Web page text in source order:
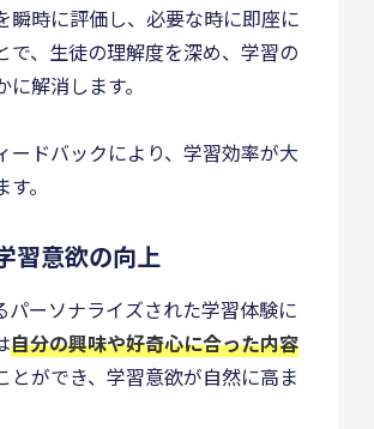
瞬時に評価し、必要な時に即座に
で、生徒の理解度を深め、学習の
解消します。
ードバックにより、学習効率が大
。
習意欲の向上
パーソナライズされた学習体験に
自分の興味や好奇心に合った内容
とができ、学習意欲が自然に高ま